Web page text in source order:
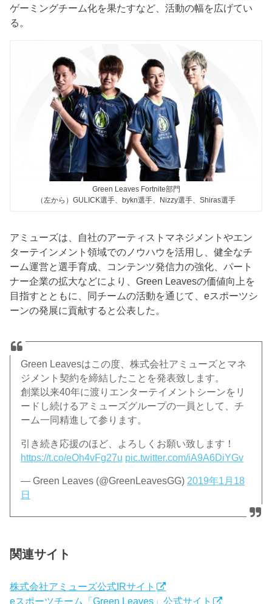
ゲーミングチーム化を果たすなど、活動の幅を広げてい
る。
Green Leaves Fortnite部門
（左から）GULICK選手、bykn選手、Nizzy選手、Shiras選手
アミューズは、自社のアーティストマネジメントやエン
ターテインメント領域でのノウハウを活用し、健全なチ
ーム運営と選手育成、コンテンツ発信力の強化、パート
ナー企業の拡大などにより、Green Leavesの価値向上を
目指すとともに、同チームの活動を通じて、eスポーツシ
ーンの発展に貢献すると公表した。
Green Leavesはこの度、株式会社アミューズとマネ
ジメント契約を締結したことを発表致します。
創業以来40年に渡りエンターテイメントシーンをリ
ードし続けるアミューズグループの一員として、チ
ーム一同精進して参ります。
引き続き応援のほど、よろしくお願い致します！
https://t.co/eOh4vFg27u pic.twitter.com/iA9A6DiYGv
— Green Leaves (@GreenLeavesGG) 2019年1月18
日
関連サイト
株式会社アミューズ公式IRサイト
eスポーツチーム「Green Leaves」公式サイト